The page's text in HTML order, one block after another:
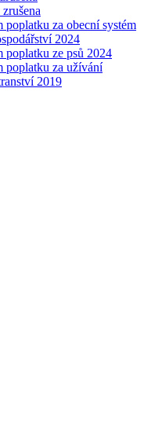
za obecní systém
2024
ze psů 2024
poplatku za užívání
2019